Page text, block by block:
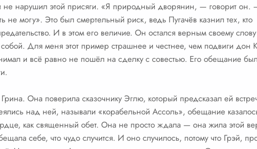
нарушил этой присяги. «Я природный дворянин, — говорит он.
не могу». Это был смертельный риск, ведь Пугачёв казнил тех, кто
И в этом его величие. Он остался верным своему
Для меня этот пример страшнее и честнее, чем подвиги дон
и всё равно не пошёл на сделку с совестью. Его обещание
Она поверила сказочнику Эглю, который предсказал ей
над ней, называли «корабельной Ассоль», обещание
как священный обет. Она не просто ждала — она жила этой
себе, что чудо случится. И оно случилось, потому что Грэй,